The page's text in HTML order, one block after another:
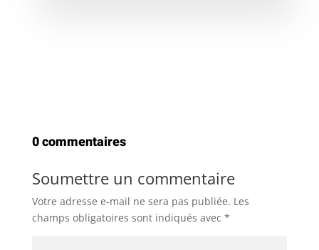
0 commentaires
Soumettre un commentaire
Votre adresse e-mail ne sera pas publiée. Les
champs obligatoires sont indiqués avec *